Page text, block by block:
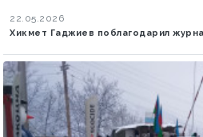
22.05.2026
Хикмет Гаджиев поблагодарил